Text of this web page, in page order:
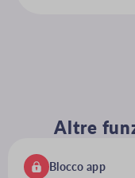
Altre
Blocco app